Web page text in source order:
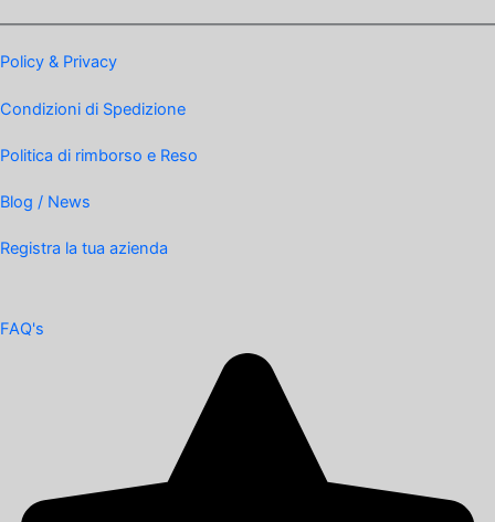
Policy & Privacy
Condizioni di Spedizione
Politica di rimborso e Reso
Blog / News
Registra la tua azienda
FAQ's